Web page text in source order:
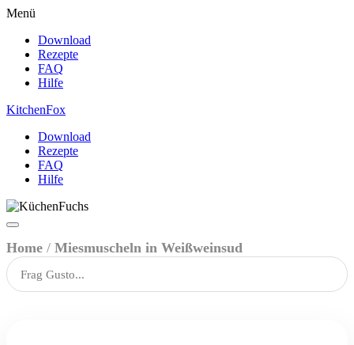
Menü
Download
Rezepte
FAQ
Hilfe
KitchenFox
Download
Rezepte
FAQ
Hilfe
Home / Miesmuscheln in Weißweinsud